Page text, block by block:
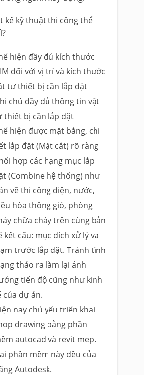
kế kỹ thuật thi công thể
hiện đầy đủ kích thước
đối với vị trí và kích thước
tư thiết bị cần lắp đặt
chú đầy đủ thông tin vật
thiết bị cần lắp đặt
hiện được mặt bằng, chi
lắp đặt (Mặt cắt) rõ ràng
hợp các hạng mục lắp
(Combine hệ thống) như
vẽ thi công điện, nước,
hòa thông gió, phòng
chữa cháy trên cùng bản
kết cấu: mục đích xử lý va
trước lắp đặt. Tránh tình
tháo ra làm lại ảnh
tiến độ cũng như kinh
của dự án.
nay chủ yếu triển khai
drawing bằng phần
autocad và revit mep.
phần mềm này đều của
Autodesk.